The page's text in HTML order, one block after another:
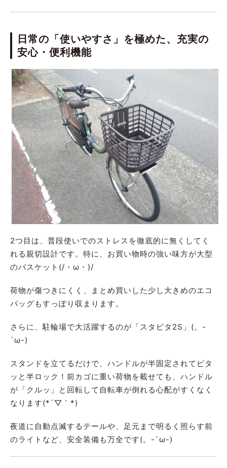
日常の「使いやすさ」を極めた、充実の
安心・便利機能
2つ目は、普段使いでのストレスを徹底的に無くしてく
れる親切設計です。特に、お買い物時の強い味方が大型
のバスケット(/・ω・)/
荷物が傷つきにくく、まとめ買いした少し大きめのエコ
バッグもすっぽり収まります。
さらに、駐輪場で大活躍するのが「スタピタ2S」(。-
`ω-)
スタンドを立てるだけで、ハンドルが半固定されてピタ
ッと半ロック！前カゴに重い荷物を載せても、ハンドル
が「クルッ」と回転して自転車が倒れる心配がすくなく
なります(*´▽｀*)
夜道に自動点滅するテールや、足元まで明るく照らす前
のライトなど、安全装備も万全です(。-`ω-)